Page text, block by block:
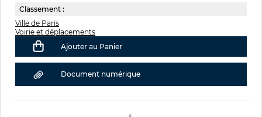
Classement :
Ville de Paris
Voirie et déplacements
Ajouter au Panier
Document numérique